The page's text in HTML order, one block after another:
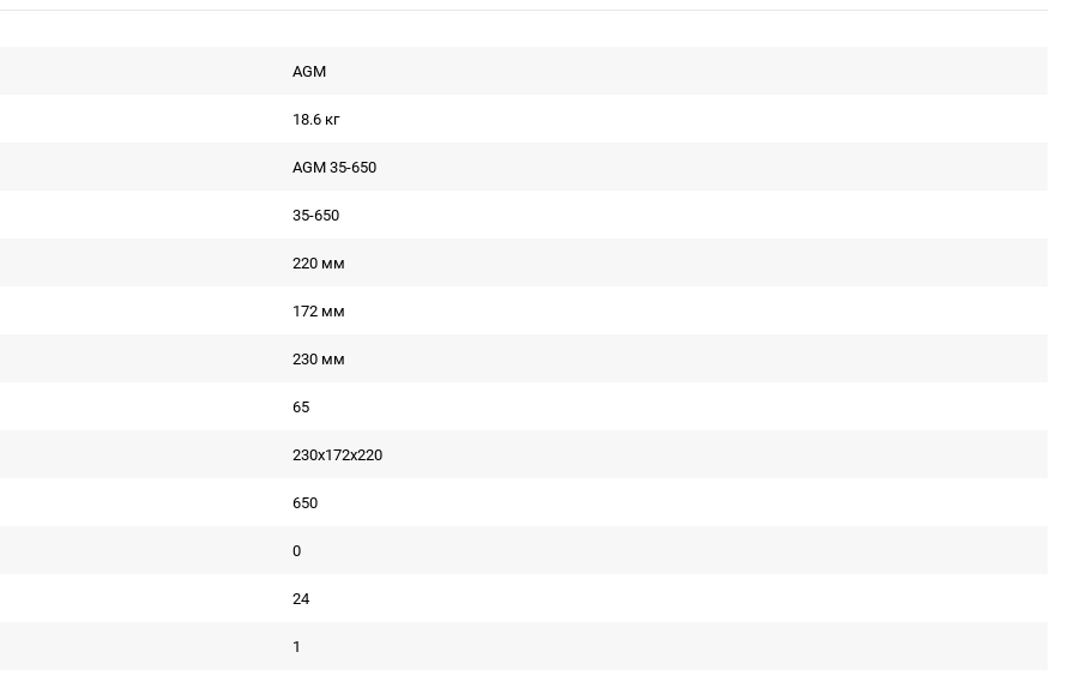
AGM
18.6 кг
AGM 35-650
35-650
220 мм
172 мм
230 мм
65
230x172x220
650
0
24
1